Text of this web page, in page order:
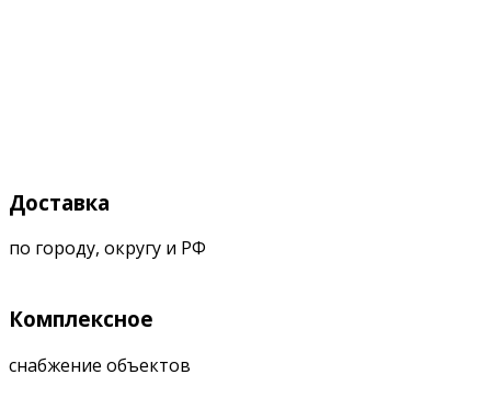
Доставка
по городу, округу и РФ
Комплексное
снабжение объектов